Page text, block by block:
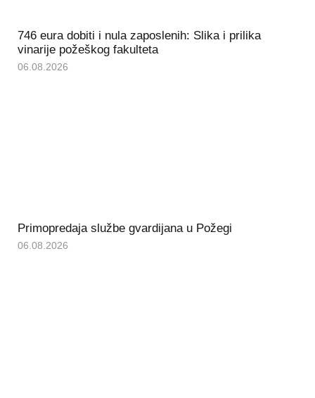
746 eura dobiti i nula zaposlenih: Slika i prilika
vinarije požeškog fakulteta
06.08.2026
Primopredaja službe gvardijana u Požegi
06.08.2026